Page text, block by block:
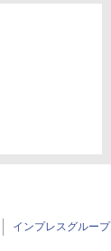
インプレスグループ